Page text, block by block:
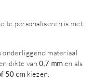
te personaliseren is met
onderliggend materiaal
dikte van 0,7 mm en als
50 cm kiezen.